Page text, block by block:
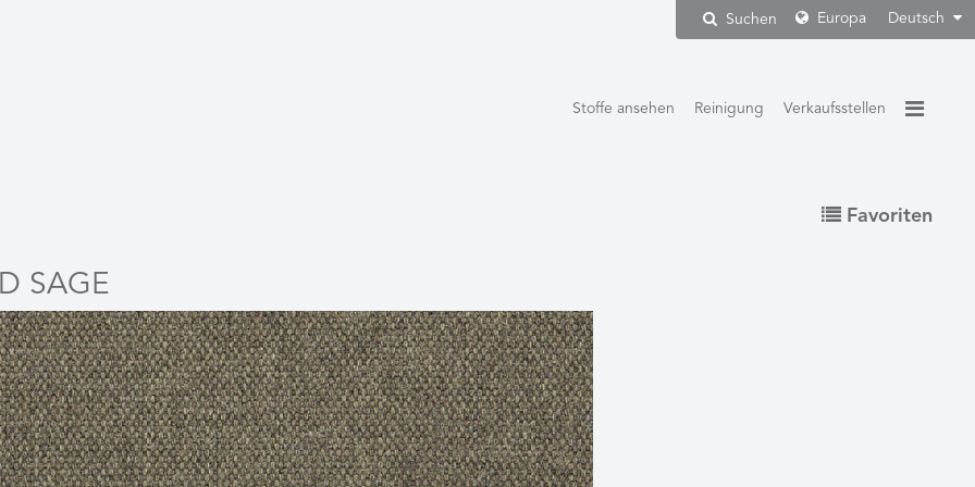
Suchen Europa Deutsch
Stoffe ansehen Reinigung Verkaufsstellen
Favoriten
SAGE